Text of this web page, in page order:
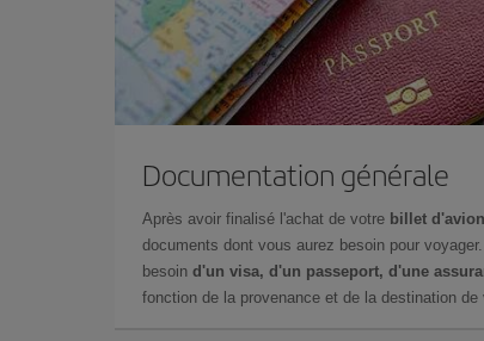
Documentation générale
Après avoir finalisé l'achat de votre billet d'avion
documents dont vous aurez besoin pour
besoin d'un visa, d'un passeport, d'une
fonction de la provenance et de la destination de